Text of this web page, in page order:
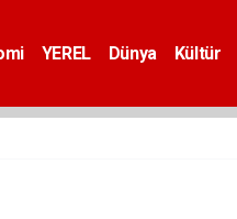
YEREL Dünya Kültür